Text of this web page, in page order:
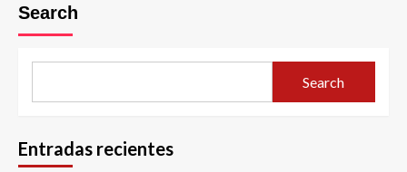
Search
Search
Entradas recientes